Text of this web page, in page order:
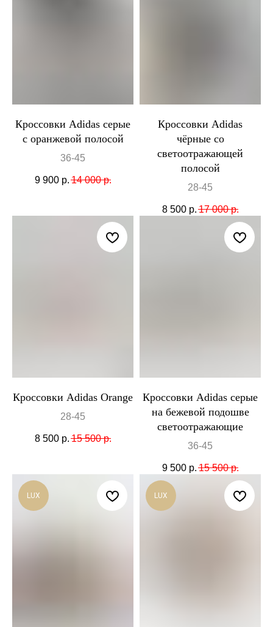
Кроссовки Adidas серые
с оранжевой полосой
36-45
9 900 р. 14 000 р.
Кроссовки Adidas
чёрные со
светоотражающей
полосой
28-45
8 500 р. 17 000 р.
Кроссовки Adidas Orange
28-45
8 500 р. 15 500 р.
Кроссовки Adidas серые
на бежевой подошве
светоотражающие
36-45
9 500 р. 15 500 р.
LUX LUX